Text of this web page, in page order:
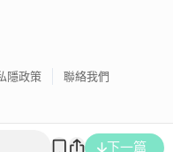
下一篇
隱政策 聯絡我們